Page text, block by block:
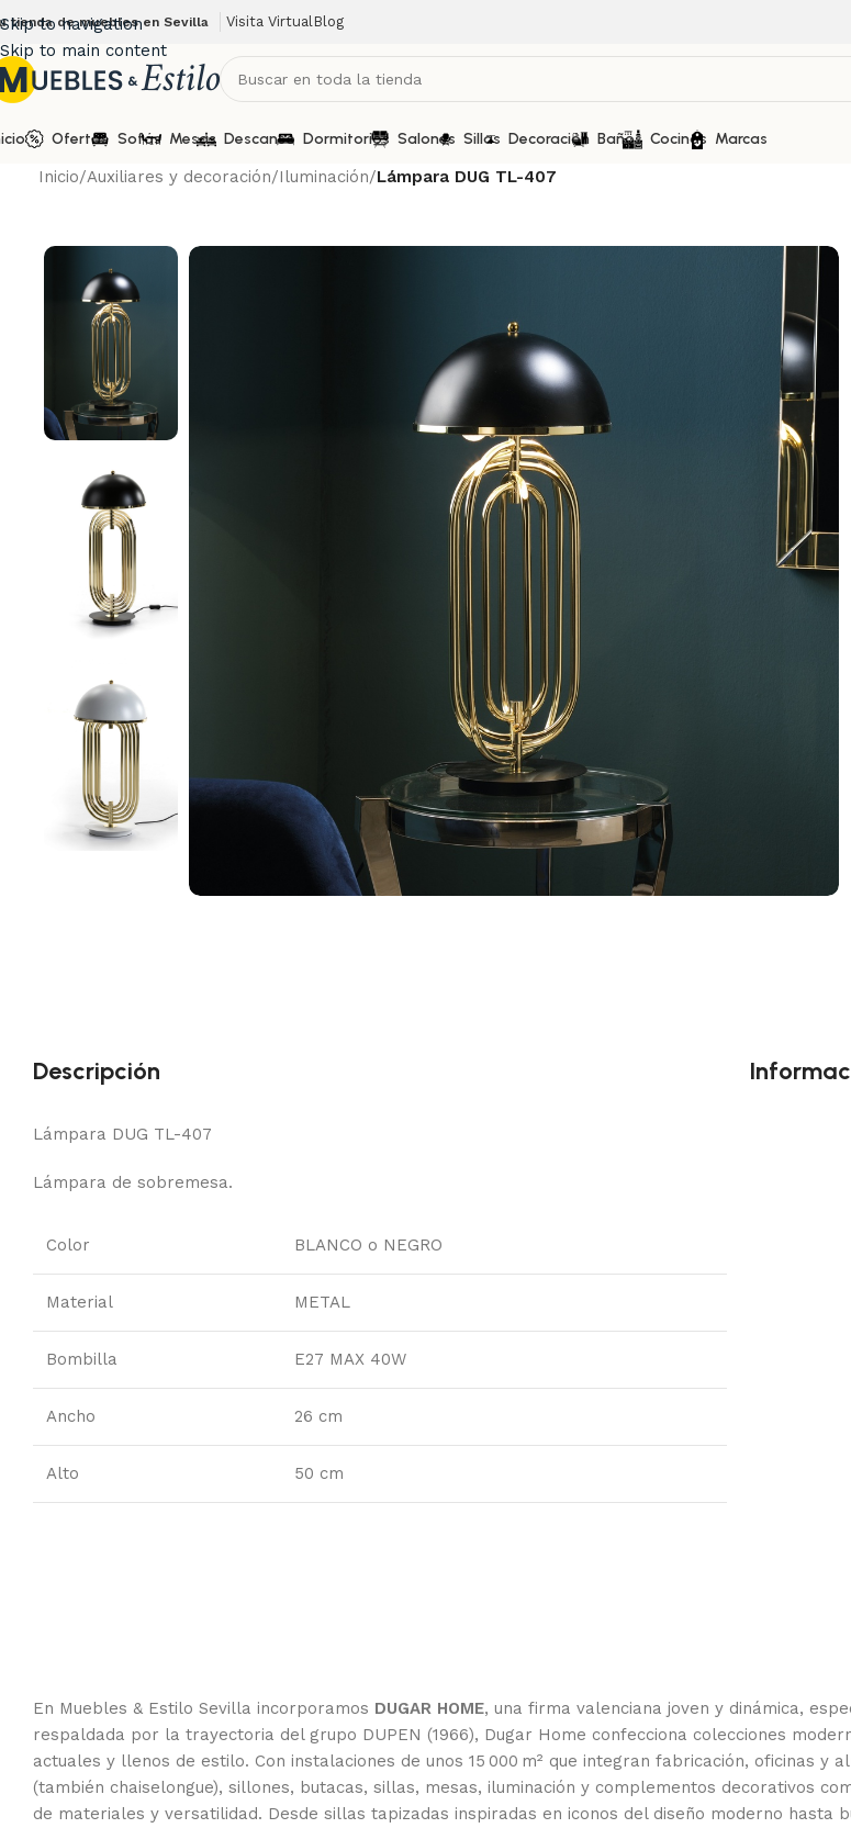
Skip to navigation
Skip to main content
tienda de muebles en Sevilla Visita VirtualBlog
Ofertas Sofás Mesas Descanso Dormitorios Salones Sillas Decoración Baños Cocinas Marcas
Inicio/Auxiliares y decoración/Iluminación/Lámpara DUG TL-407
Descripción
Lámpara DUG TL-407
Lámpara de sobremesa.
Color BLANCO o NEGRO
Material METAL
Bombilla E27 MAX 40W
Ancho 26 cm
Alto 50 cm
En Muebles & Estilo Sevilla incorporamos DUGAR HOME, una firma valenciana joven y dinámica,
respaldada por la trayectoria del grupo DUPEN (1966), Dugar Home confecciona colecciones
actuales y llenos de estilo. Con instalaciones de unos 15 000 m² que integran fabricación, oficinas y
(también chaiselongue), sillones, butacas, sillas, mesas, iluminación y complementos decorativos
de materiales y versatilidad. Desde sillas tapizadas inspiradas en iconos del diseño moderno